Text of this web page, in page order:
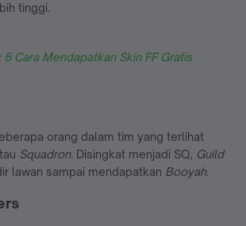
tinggi.
5 Cara Mendapatkan Skin FF Gratis
orang dalam tim yang terlihat
Squadron. Disingkat menjadi SQ, Guild
lawan sampai mendapatkan Booyah.